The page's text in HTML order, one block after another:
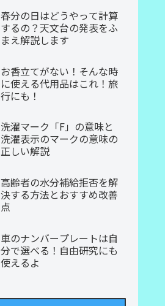
春分の日はどうやって計算
するの？天文台の発表をふ
まえ解説します
お香立てがない！そんな時
に使える代用品はこれ！旅
行にも！
洗濯マーク「F」の意味と
洗濯表示のマークの意味の
正しい解説
高齢者の水分補給拒否を解
決する方法とおすすめ改善
点
車のナンバープレートは自
分で選べる！自由研究にも
使えるよ